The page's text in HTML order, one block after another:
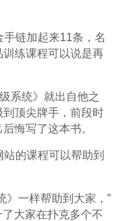
链加起来11条，名
练课程可以说是再
系统》就出自他之
顶尖牌手，前段时
悔写了这本书。
的课程可以帮助到
》一样帮助到大家，”
大家在扑克多个不